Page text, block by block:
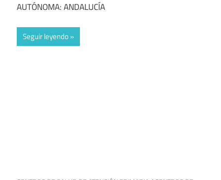
AUTÓNOMA: ANDALUCÍA
Seguir leyendo